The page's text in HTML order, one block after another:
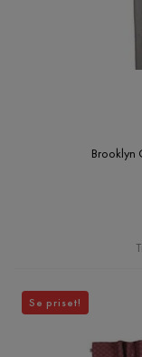
Brooklyn
Se priset!